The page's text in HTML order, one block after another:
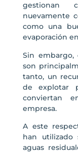
gestionan
nuevamente
como una
evaporación
Sin embargo,
son
tanto, un
de explotar
conviertan
empresa.
A este
han utilizado
aguas